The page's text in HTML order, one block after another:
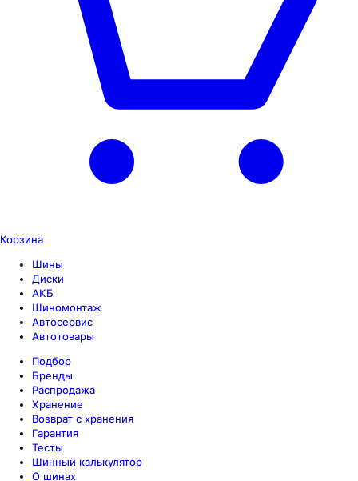
Корзина
Шины
Диски
АКБ
Шиномонтаж
Автосервис
Автотовары
Подбор
Бренды
Распродажа
Хранение
Возврат с хранения
Гарантия
Тесты
Шинный калькулятор
О шинах